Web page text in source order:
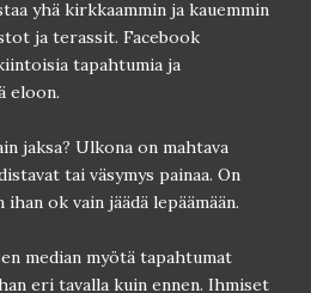
yhä kirkkaammin ja kauemmin
ja terassit. Facebook
tapahtumia ja
eloon.
jaksa? Ulkona on mahtava
tai väsymys painaa. On
ok vain jäädä lepäämään.
median myötä tapahtumat
eri tavalla kuin ennen. Ihmiset